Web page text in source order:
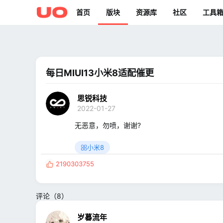
首页 版块 资源库 社区 工具箱
每日MIUI13小米8适配催更
思锐科技
2022-01-27
无恶意，勿喷，谢谢?
小米8
反
:
2190303755
评论（8）
岁暮流年